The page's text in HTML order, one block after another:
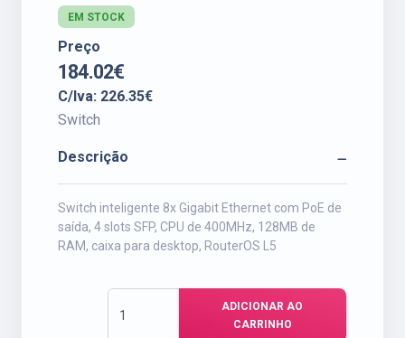
EM STOCK
Preço
184.02€
C/Iva: 226.35€
Switch
Descrição
Switch inteligente 8x Gigabit Ethernet com PoE de
saída, 4 slots SFP, CPU de 400MHz, 128MB de
RAM, caixa para desktop, RouterOS L5
ADICIONAR AO
CARRINHO